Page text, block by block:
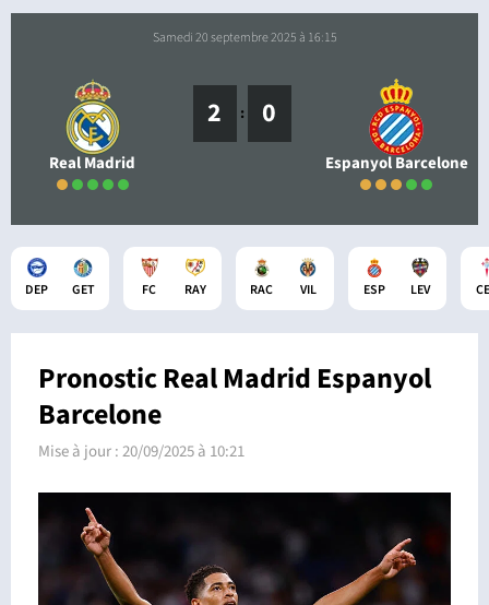
Real Madrid
2 : 0
samedi 20 septembre 2025 à 16:15
Espanyol Barcelone
DEP GET FC RAY RAC VIL ESP LEV
Pronostic Real Madrid Espanyol
Barcelone
Mise à jour :20/09/2025 à 10:21